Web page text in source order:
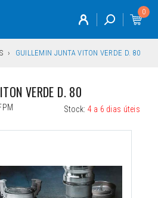
0
GUILLEMIN JUNTA VITON VERDE D. 80
VERDE D. 80
Stock: 4 a 6 dias úteis